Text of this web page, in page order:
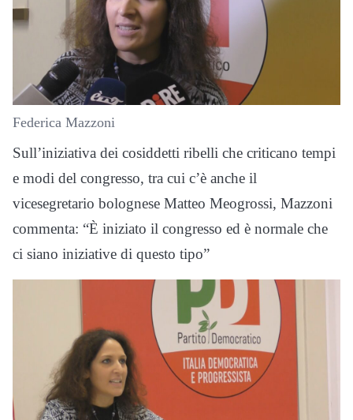
Federica Mazzoni
Sull’iniziativa dei cosiddetti ribelli che criticano tempi
e modi del congresso, tra cui c’è anche il
vicesegretario bolognese Matteo Meogrossi, Mazzoni
commenta: “È iniziato il congresso ed è normale che
ci siano iniziative di questo tipo”